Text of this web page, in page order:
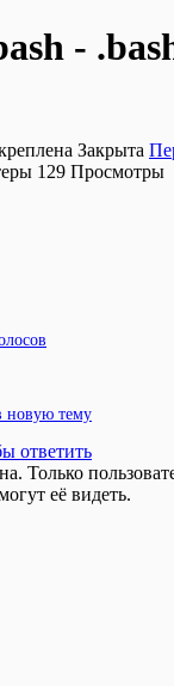
-
Закрыта
129 Просмотры
новую тему
ответить
Только
её видеть.